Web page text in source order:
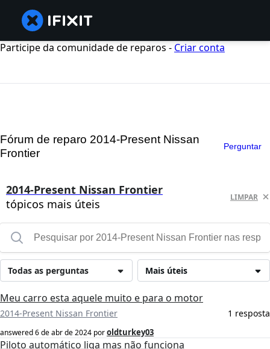
Participe da comunidade de reparos - Criar conta
Fórum de reparo 2014-Present Nissan
Frontier
Perguntar
2014-Present Nissan Frontier
tópicos mais úteis
LIMPAR
Mais úteis
Todas as perguntas
Meu carro esta aquele muito e para o motor
2014-Present Nissan Frontier 1 resposta
answered6 de abr de 2024 poroldturkey03
Piloto automático liga mas não funciona